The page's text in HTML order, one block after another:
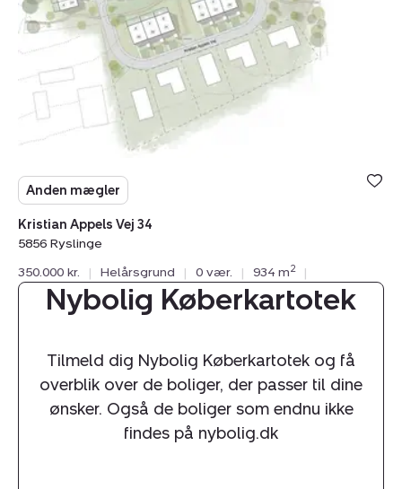
34,
5856
Ryslinge
Anden mægler
Kristian Appels Vej 34
5856 Ryslinge
350.000 kr.
| Helårsgrund | 0 vær. | 934 m2 |
Nybolig Køberkartotek
Tilmeld dig Nybolig Køberkartotek og få
overblik over de boliger, der passer til dine
ønsker. Også de boliger som endnu ikke
findes på nybolig.dk